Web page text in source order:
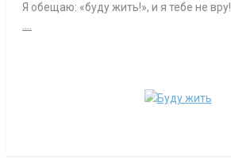
Я обещаю: «буду жить!», и я тебе не вру!